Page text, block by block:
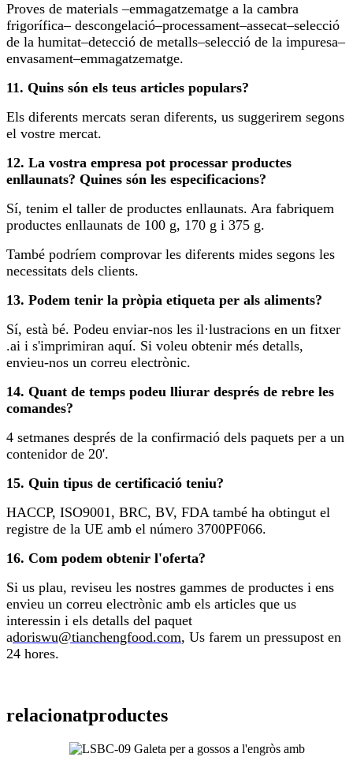
Proves de materials –emmagatzematge a la cambra
frigorífica– descongelació–processament–assecat–selecció
de la humitat–detecció de metalls–selecció de la impuresa–
envasament–emmagatzematge.
11. Quins són els teus articles populars?
Els diferents mercats seran diferents, us suggerirem segons
el vostre mercat.
12. La vostra empresa pot processar productes
enllaunats? Quines són les especificacions?
Sí, tenim el taller de productes enllaunats. Ara fabriquem
productes enllaunats de 100 g, 170 g i 375 g.
També podríem comprovar les diferents mides segons les
necessitats dels clients.
13. Podem tenir la pròpia etiqueta per als aliments?
Sí, està bé. Podeu enviar-nos les il·lustracions en un fitxer
.ai i s'imprimiran aquí. Si voleu obtenir més detalls,
envieu-nos un correu electrònic.
14. Quant de temps podeu lliurar després de rebre les
comandes?
4 setmanes després de la confirmació dels paquets per a un
contenidor de 20'.
15. Quin tipus de certificació teniu?
HACCP, ISO9001, BRC, BV, FDA també ha obtingut el
registre de la UE amb el número 3700PF066.
16. Com podem obtenir l'oferta?
Si us plau, reviseu les nostres gammes de productes i ens
envieu un correu electrònic amb els articles que us
interessin i els detalls del paquet
adoriswu@tianchengfood.com, Us farem un pressupost en
24 hores.
relacionatproductes